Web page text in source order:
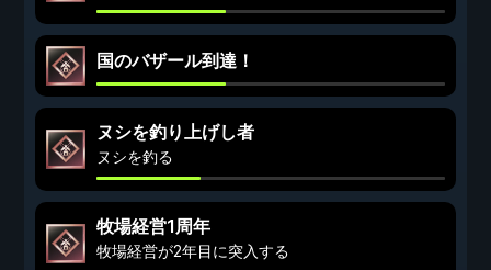
国のバザール到達！
ヌシを釣り上げし者
ヌシを釣る
牧場経営1周年
牧場経営が2年目に突入する